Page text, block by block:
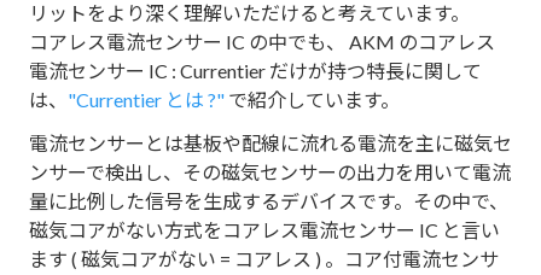
リットをより深く理解いただけると考えています。
コアレス電流センサー IC の中でも、 AKM のコアレス
電流センサー IC : Currentier だけが持つ特長に関して
は、 "Currentier とは ?" で紹介しています。
電流センサーとは基板や配線に流れる電流を主に磁気セ
ンサーで検出し、その磁気センサーの出力を用いて電流
量に比例した信号を生成するデバイスです。その中で、
磁気コアがない方式をコアレス電流センサー IC と言い
ます ( 磁気コアがない = コアレス ) 。コア付電流センサ